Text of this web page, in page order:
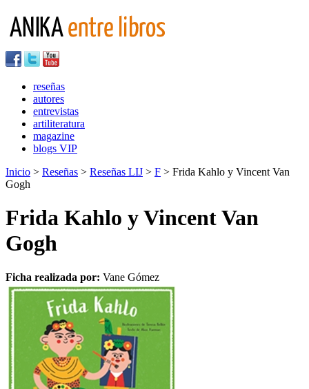
reseñas
autores
entrevistas
artiliteratura
magazine
blogs VIP
Inicio > Reseñas > Reseñas LIJ > F > Frida Kahlo y Vincent Van
Gogh
Frida Kahlo y Vincent Van
Gogh
Ficha realizada por: Vane Gómez